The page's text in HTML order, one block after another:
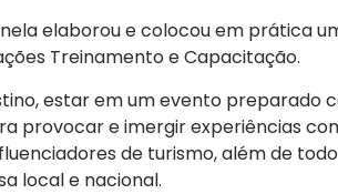
elaborou e colocou em prática
Treinamento e Capacitação.
estar em um evento preparado
provocar e imergir experiências
de turismo, além de
local e nacional.